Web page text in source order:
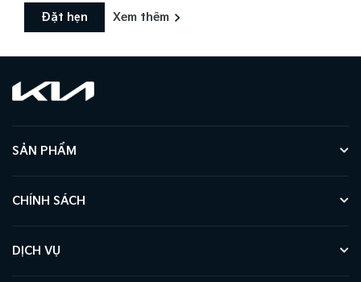
Đặt hẹn Xem thêm
SẢN PHẨM
CHÍNH SÁCH
DỊCH VỤ